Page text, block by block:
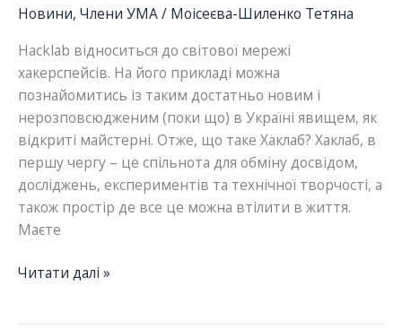
Новини, Члени УМА/ Моісеєва-Шиленко Тетяна
Hacklab відноситься до світової мережі
хакерспейсів. На його прикладі можна
познайомитись із таким достатньо новим і
нерозповсюдженим (поки що) в Україні явищем, як
відкриті майстерні. Отже, що таке Хаклаб? Хаклаб, в
першу чергу – це спільнота для обміну досвідом,
досліджень, експериментів та технічної творчості, а
також простір де все це можна втілити в життя.
Маєте
Знайомтеся
Читати далі »